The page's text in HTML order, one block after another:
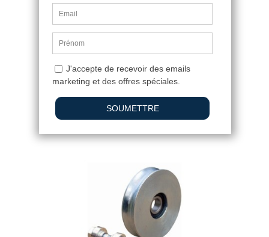
POIGNÉE TORSADÉE EN FONTE
D'ALUMINIUM
15,20 €